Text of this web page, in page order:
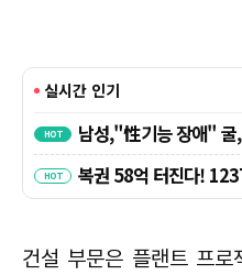
건설 부문은 플랜트 프